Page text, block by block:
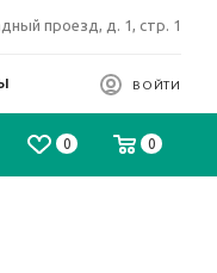
проезд, д. 1, стр. 1
ВОЙТИ
0 0